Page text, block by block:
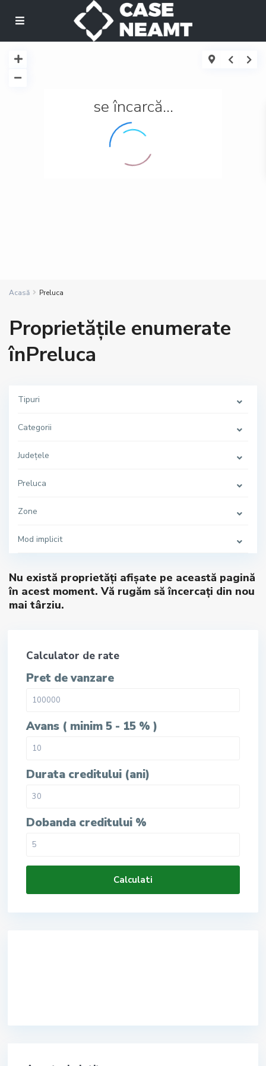
se încarcă...
Acasă Preluca
Proprietățile enumerate
înPreluca
Tipuri
Categorii
Județele
Preluca
Zone
Mod implicit
Nu există proprietăți afișate pe această pagină
în acest moment. Vă rugăm să încercați din nou
mai târziu.
Calculator de rate
Pret de vanzare
Avans ( minim 5 - 15 % )
Durata creditului (ani)
Dobanda creditului %
Calculati